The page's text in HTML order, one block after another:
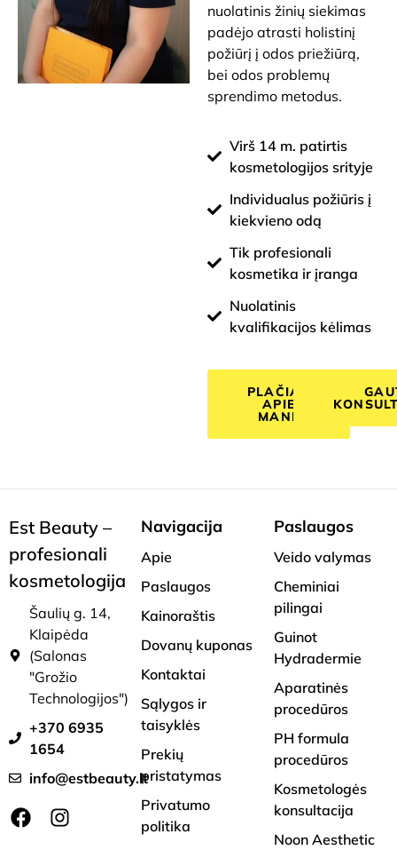
nuolatinis žinių siekimas
padėjo atrasti holistinį
požiūrį į odos priežiūrą,
bei odos problemų
sprendimo metodus.
Virš 14 m. patirtis
kosmetologijos srityje
Individualus požiūris į
kiekvieno odą
Tik profesionali
kosmetika ir įranga
Nuolatinis
kvalifikacijos kėlimas
PLAČIAU
APIE
MANE
Est Beauty –
profesionali
kosmetologija
Šaulių g. 14,
Klaipėda
(Salonas
"Grožio
Technologijos")
+370 6935
1654
info@estbeauty.lt
Navigacija
Apie
Paslaugos
Kainoraštis
Dovanų kuponas
Kontaktai
Sąlygos ir
taisyklės
Prekių
pristatymas
Privatumo
politika
Paslaugos
Veido valymas
Cheminiai
pilingai
Guinot
Hydradermie
Aparatinės
procedūros
PH formula
procedūros
Kosmetologės
konsultacija
Noon Aesthetic